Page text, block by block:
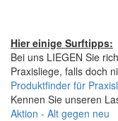
Hier einige Surftipps:
Bei uns LIEGEN Sie
Praxisliege, falls doch
Produktfinder für
Kennen Sie unseren
Aktion - Alt gegen neu